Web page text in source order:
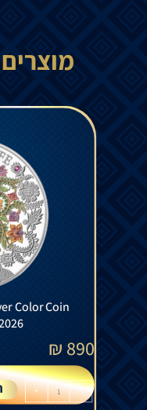
Color Coin
890
₪
-
+